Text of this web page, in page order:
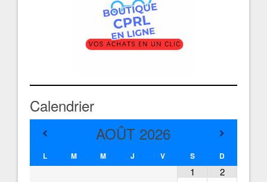
Calendrier
AOÛT 2026
L M M J V S D
1 2